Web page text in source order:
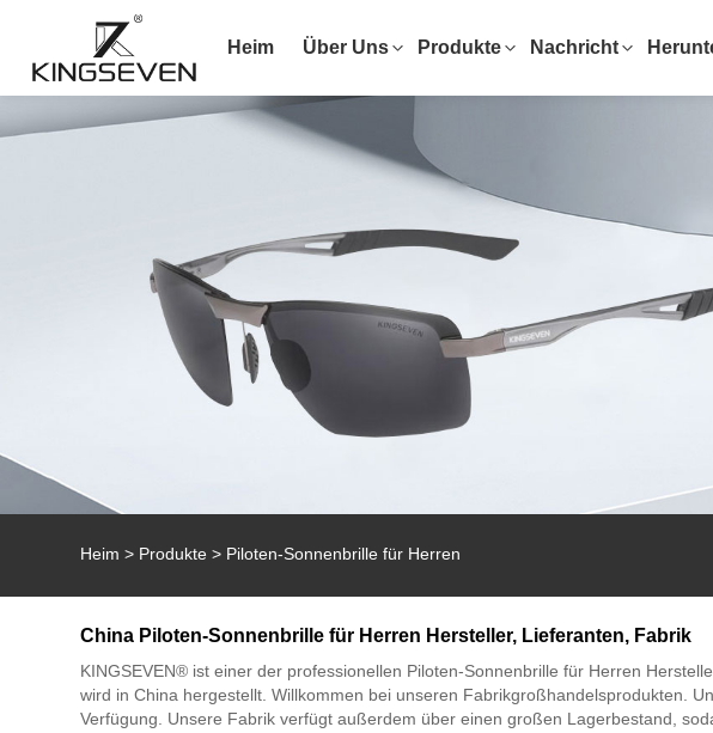
Heim Über Uns Produkte Nachricht
Heim > Produkte > Piloten-Sonnenbrille für Herren
China Piloten-Sonnenbrille für Herren Hersteller, Lieferanten, Fabrik
KINGSEVEN® ist einer der professionellen Piloten-Sonnenbrille für Herren
wird in China hergestellt. Willkommen bei unseren Fabrikgroßhandelsprodukten.
Verfügung. Unsere Fabrik verfügt außerdem über einen großen Lagerbestand,